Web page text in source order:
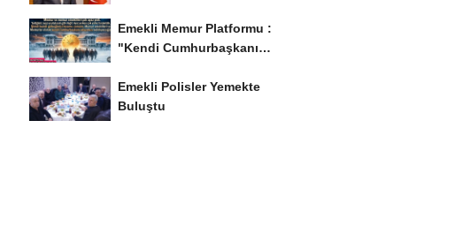
Emekli Memur Platformu :
"Kendi Cumhurbaşkanı
Emekli Polisler Yemekte
Buluştu